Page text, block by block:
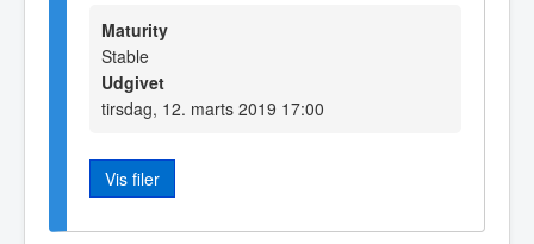
Maturity
Stable
Udgivet
tirsdag, 12. marts 2019 17:00
Vis filer